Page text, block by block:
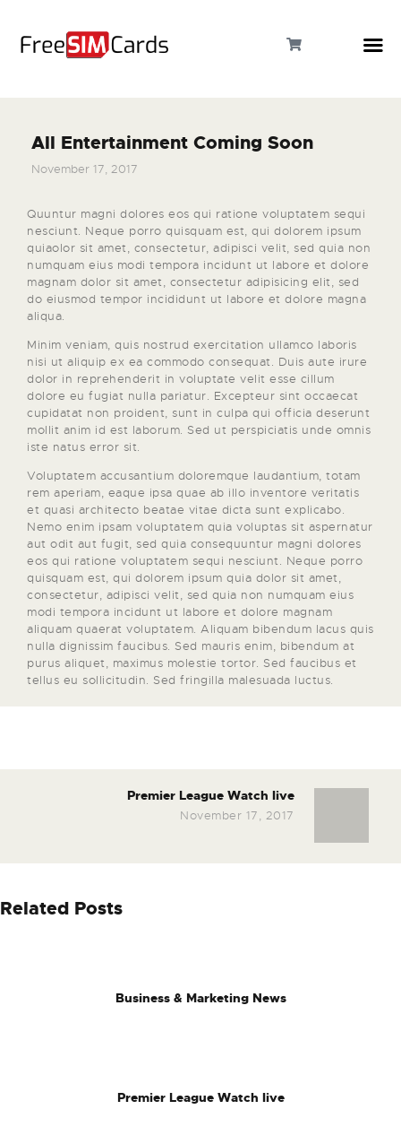
PRODUCTS
CONTACT
All Entertainment Coming Soon
November 17, 2017
Quuntur magni dolores eos qui ratione voluptatem sequi
nesciunt. Neque porro quisquam est, qui dolorem ipsum
quiaolor sit amet, consectetur, adipisci velit, sed quia non
numquam eius modi tempora incidunt ut labore et dolore
magnam dolor sit amet, consectetur adipisicing elit, sed
do eiusmod tempor incididunt ut labore et dolore magna
aliqua.
Minim veniam, quis nostrud exercitation ullamco laboris
nisi ut aliquip ex ea commodo consequat. Duis aute irure
dolor in reprehenderit in voluptate velit esse cillum
dolore eu fugiat nulla pariatur. Excepteur sint occaecat
cupidatat non proident, sunt in culpa qui officia deserunt
mollit anim id est laborum. Sed ut perspiciatis unde omnis
iste natus error sit.
Voluptatem accusantium doloremque laudantium, totam
rem aperiam, eaque ipsa quae ab illo inventore veritatis
et quasi architecto beatae vitae dicta sunt explicabo.
Nemo enim ipsam voluptatem quia voluptas sit aspernatur
aut odit aut fugit, sed quia consequuntur magni dolores
eos qui ratione voluptatem sequi nesciunt. Neque porro
quisquam est, qui dolorem ipsum quia dolor sit amet,
consectetur, adipisci velit, sed quia non numquam eius
modi tempora incidunt ut labore et dolore magnam
aliquam quaerat voluptatem. Aliquam bibendum lacus quis
nulla dignissim faucibus. Sed mauris enim, bibendum at
purus aliquet, maximus molestie tortor. Sed faucibus et
tellus eu sollicitudin. Sed fringilla malesuada luctus.
Premier League Watch live
November 17, 2017
Related Posts
Business & Marketing News
Premier League Watch live